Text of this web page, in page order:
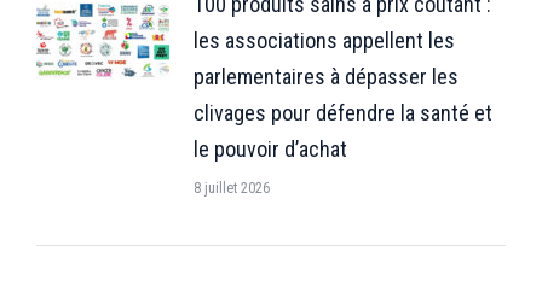
les associations appellent les
parlementaires à dépasser les
clivages pour défendre la santé et
le pouvoir d’achat
8 juillet 2026